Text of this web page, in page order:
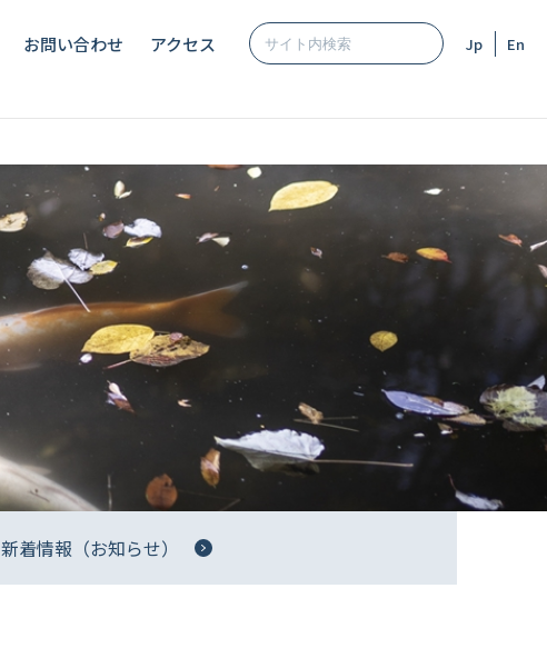
お問い合わせ アクセス En
Jp
新着情報（お知らせ）